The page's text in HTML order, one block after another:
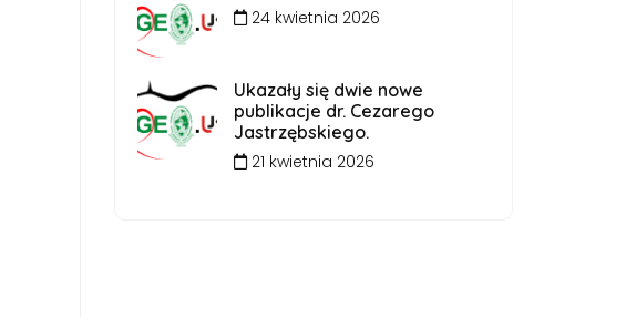
24 kwietnia 2026
Ukazały się dwie nowe
publikacje dr. Cezarego
Jastrzębskiego.
21 kwietnia 2026